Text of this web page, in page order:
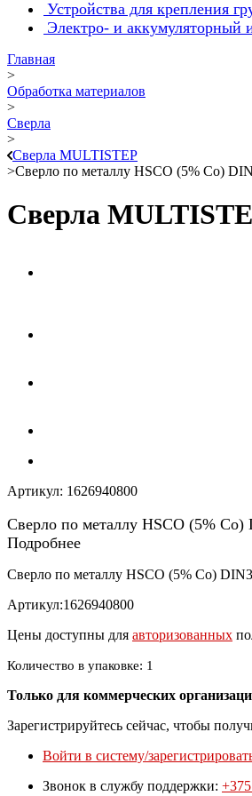
Устройства для крепления
Электро- и аккумуляторный
Главная
>
Обработка материалов
>
Сверла
>
Сверла MULTISTEP
>Сверло по металлу HSCO (5% Co)
Сверла
Артикул: 1626940800
Сверло по металлу HSCO (5%
Подробнее
Сверло по металлу HSCO (5% Co)
Артикул:1626940800
Цены доступны для авторизованных
Количество в упаковке: 1
Только для коммерческих
Зарегистрируйтесь сейчас, чтобы
Войти в систему/
Звонок в службу поддержки: